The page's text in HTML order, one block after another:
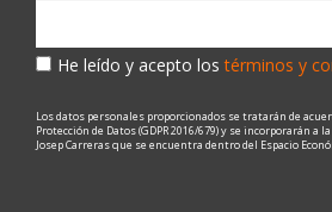
He leído y acepto lostérminos y
Los datos personales proporcionados se tratarán de
Protección de Datos (GDPR 2016/679) y se incorporarán a
Josep Carreras que se encuentra dentro del Espacio